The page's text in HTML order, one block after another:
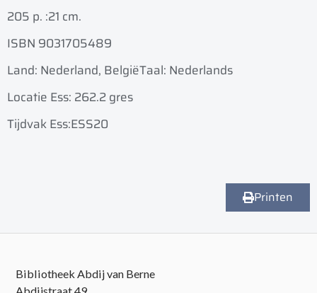
205 p. :21 cm.
ISBN 9031705489
Land: Nederland, BelgiëTaal: Nederlands
Locatie Ess: 262.2 gres
Tijdvak Ess:ESS20
Printen
Bibliotheek Abdij van Berne